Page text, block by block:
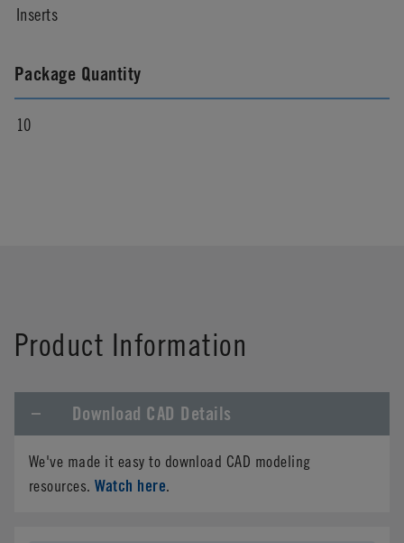
Inserts
Package Quantity
10
Product Information
Download CAD Details
We've made it easy to download CAD modeling
resources.Watch here.